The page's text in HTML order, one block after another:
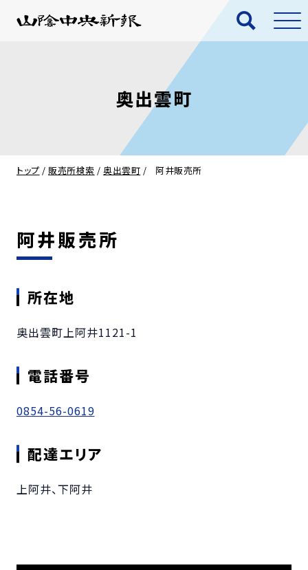
奥出雲町
トップ / 販売所検索 /奥出雲町 / 阿井販売所
阿井販売所
所在地
奥出雲町上阿井1121-1
電話番号
0854-56-0619
配達エリア
上阿井、下阿井